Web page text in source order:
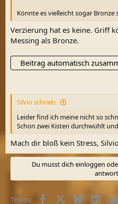
Könnte es vielleicht sogar Bronze
Verzierung hat es keine. Griff
Messing als Bronze.
Beitrag automatisch
Silvio schrieb:
Leider find ich meine nicht so
Schon zwei Kisten durchwühlt
Mach dir bloß kein Stress,
Du musst dich einloggen
Teilen: FacebookX (Twitter)
Bluesky